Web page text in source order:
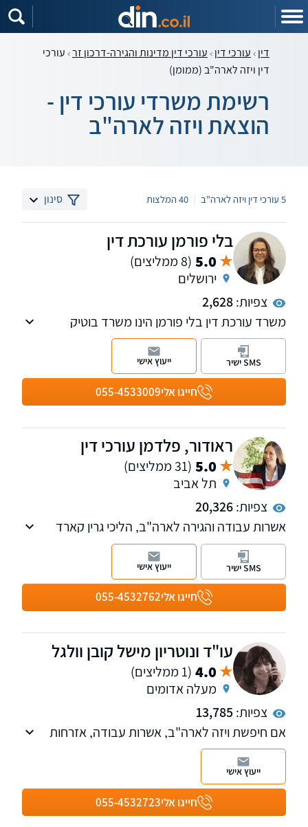
דין עורכי דין עורכי דין מדינות והגירה-דרכון זר עורכי
דין ויזה לארה"ב (ממומן)
רשימת משרדי עורכי דין -
הוצאת ויזה לארה"ב
5 עורכי דין ויזה לארה"ב 40 המלצות סינון
בלי פורמן עורכת דין
5.0 (8 ממליצים)
ירושלים
צפיות:2,628
משרד עורכת דין בלי פורמן הינו משרד בוטיק
העוסק במתן שירותים משפטיים מקיפים בתחומי
ההגירה לישראל, הגירה לארצות הברית - אזרחויות
זרות - מורכב מצוות בינלאומי
המשרד חרט על דגלו מתן שירות מקצועי, אישי
ובלתי מתפשר לכל לקוח, תוך ליווי צמוד ושקיפות
חייגו אלי055-4533009
SMS ישיר ייעוץ אישי
ראודור, פלדמן עורכי דין
5.0 (31 ממליצים)
תל אביב
צפיות:20,326
אשרות עבודה והגירה לארה"ב, הליכי גרין קארד
לבני משפחה, לעובדים ולמעסיקים, אזרחות
אמריקאית, טיפול בסירובים לויזות לרבות ויזות תייר.
חייגו אלי055-4532762
SMS ישיר ייעוץ אישי
עו"ד ונוטריון מישל קובן וולגל
4.0 (1 ממליצים)
מעלה אדומים
צפיות:13,785
אם חיפשת ויזה לארה"ב, אשרות עבודה, אזרחות
אמריקאית או כל עניין משפטי אחר הקשור בארצות
הברית משרדנו יכול לתת לך מענה.
חייגו אלי055-4532723
ייעוץ אישי